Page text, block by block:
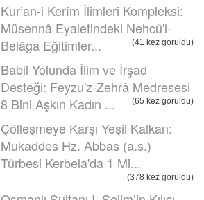
Kur’an-i Kerîm İlimleri Kompleksi:
Müsennâ Eyaletindeki Nehcü'l-
Belâga Eğitimler...
(41 kez görüldü)
Babil Yolunda İlim ve İrşad
Desteği: Feyzu'z-Zehrâ Medresesi
8 Bini Aşkın Kadın ...
(65 kez görüldü)
Çölleşmeye Karşı Yeşil Kalkan:
Mukaddes Hz. Abbas (a.s.)
Türbesi Kerbela'da 1 Mi...
(378 kez görüldü)